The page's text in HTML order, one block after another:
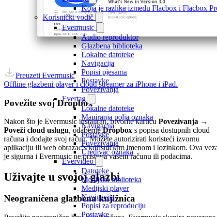
Koja je razlika između Flacbox i Flacbox
Korisnički vodič
Evermusic
Audio reproduktor
Glazbena biblioteka
Lokalne datoteke
Navigacija
Popisi pjesama
Postavke
Povezivanja
Evertag
Lokalne datoteke
Mapiranja polja oznaka
Navigacija
Postavke
Povezivanja
Uređivač oznaka
Evervideo
Datoteke
Medijska biblioteka
Medijski player
Navigacija
Popisi za reproduciju
Postavke
Preuzeti Evermusic
Offline glazbeni player i cloud streamer za iPhone i iPad.
Povežite svoj Dropbox
Nakon što je Evermusic instaliran, otvorite karticu Povezivanja →
Poveži cloud uslugu, odaberiteDropbox s popisa dostupnih cloud
računa i dodajte svoj račun. Možete autorizirati koristeći izvornu
aplikaciju ili web obrazac s korisničkim imenom i lozinkom. Ova
je sigurna i Evermusic ne pristupa vašem računu ili podacima.
Uživajte u svojoj glazbi
Neograničena glazbena knjižnica